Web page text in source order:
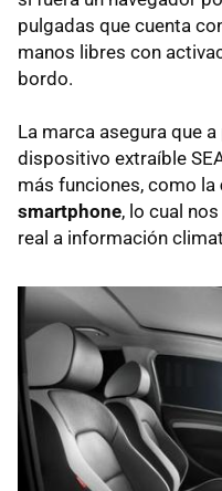
pulgadas que cuenta
manos libres con
bordo.
La marca asegura que
dispositivo extraíble
más funciones, como la
smartphone, lo cual
real a información